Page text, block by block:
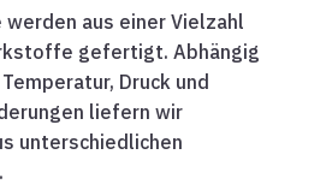
werden aus einer Vielzahl
gefertigt. Abhängig
Druck und
liefern wir
unterschiedlichen